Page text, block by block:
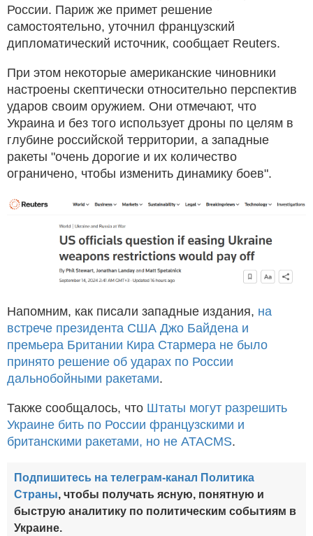
России. Париж же примет решение
самостоятельно, уточнил французский
дипломатический источник, сообщает Reuters.
При этом некоторые американские чиновники
настроены скептически относительно перспектив
ударов своим оружием. Они отмечают, что
Украина и без того использует дроны по целям в
глубине российской территории, а западные
ракеты "очень дорогие и их количество
ограничено, чтобы изменить динамику боев".
Напомним, как писали западные издания, на
встрече президента США Джо Байдена и
премьера Британии Кира Стармера не было
принято решение об ударах по России
дальнобойными ракетами.
Также сообщалось, что Штаты могут разрешить
Украине бить по России французскими и
британскими ракетами, но не ATACMS.
Подпишитесь на телеграм-канал Политика
Страны, чтобы получать ясную, понятную и
быструю аналитику по политическим событиям в
Украине.